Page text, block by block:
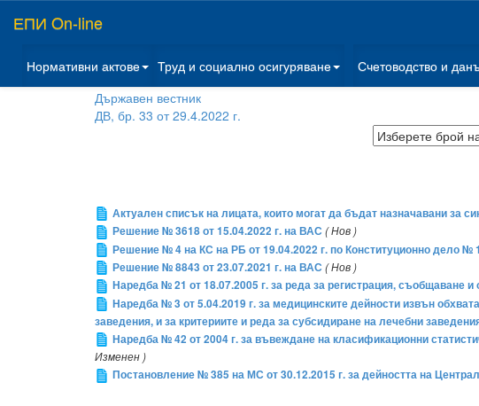
ЕПИ On-line
Нормативни актове Труд и социално осигуряване Счетоводство и
Държавен вестник
ДВ, бр. 33 от 29.4.2022 г.
Актуален списък на лицата, които могат да бъдат назначавани за
Решение № 3618 от 15.04.2022 г. на ВАС ( Нов )
Решение № 4 на КС на РБ от 19.04.2022 г. по Конституционно дело №
Решение № 8843 от 23.07.2021 г. на ВАС ( Нов )
Наредба № 21 от 18.07.2005 г. за реда за регистрация, съобщаване и
Наредба № 3 от 5.04.2019 г. за медицинските дейности извън
заведения, и за критериите и реда за субсидиране на лечебни
Наредба № 42 от 2004 г. за въвеждане на класификационни
Изменен )
Постановление № 385 на МС от 30.12.2015 г. за дейността на